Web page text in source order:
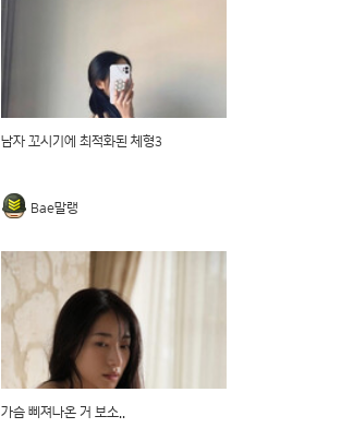
남자 꼬시기에 최적화된 체형3
Bae말랭
가슴 삐져나온 거 보소..